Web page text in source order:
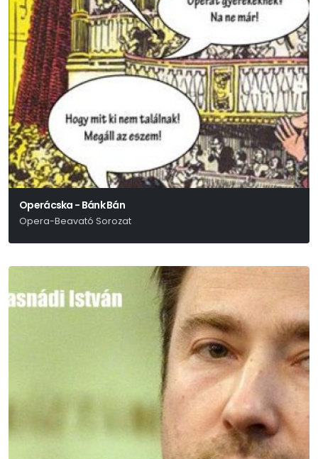
Operácska - Bánk Bán
Opera-Beavató Sorozat